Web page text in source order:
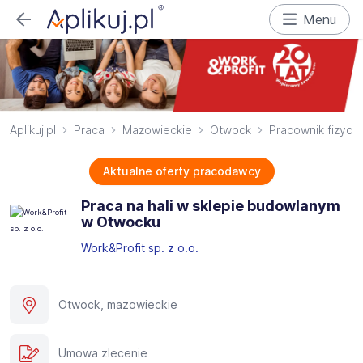
Menu
Aplikuj.pl Praca Mazowieckie Otwock Pracownik
Aktualne oferty pracodawcy
Praca na hali w sklepie budowlanym
w Otwocku
Work&Profit sp. z o.o.
Otwock, mazowieckie
Umowa zlecenie